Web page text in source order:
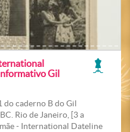
Gil
do caderno B do Gil
Rio de Janeiro, [3 a
- International Dateline